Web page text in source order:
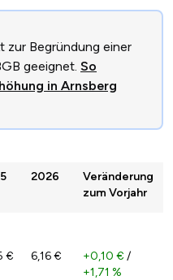
zur Begründung einer
geeignet. So
in Arnsberg
2026
Veränderung
zum Vorjahr
€ 6,16 € +0,10 € /
+1,71 %